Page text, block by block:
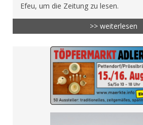
Efeu, um die Zeitung zu lesen.
>> weiterlesen